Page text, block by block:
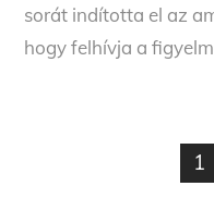
sorát indította el az
hogy felhívja a
1